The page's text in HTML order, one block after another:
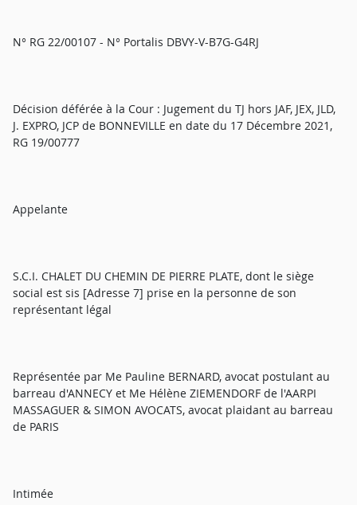
N° RG 22/00107 - N° Portalis DBVY-V-B7G-G4RJ
Décision déférée à la Cour : Jugement du TJ hors JAF, JEX, JLD,
J. EXPRO, JCP de BONNEVILLE en date du 17 Décembre 2021,
RG 19/00777
Appelante
S.C.I. CHALET DU CHEMIN DE PIERRE PLATE, dont le siège
social est sis [Adresse 7] prise en la personne de son
représentant légal
Représentée par Me Pauline BERNARD, avocat postulant au
barreau d'ANNECY et Me Hélène ZIEMENDORF de l'AARPI
MASSAGUER & SIMON AVOCATS, avocat plaidant au barreau
de PARIS
Intimée